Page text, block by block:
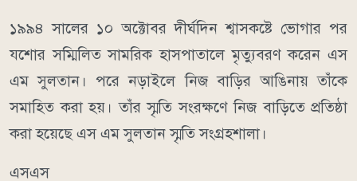
১৯৯৪ সালের ১০ অক্টোবর দীর্ঘদিন শ্বাসকষ্টে ভোগার পর
যশোর সম্মিলিত সামরিক হাসপাতালে মৃত্যুবরণ করেন এস
এম সুলতান। পরে নড়াইলে নিজ বাড়ির আঙিনায় তাঁকে
সমাহিত করা হয়। তাঁর স্মৃতি সংরক্ষণে নিজ বাড়িতে প্রতিষ্ঠা
করা হয়েছে এস এম সুলতান স্মৃতি সংগ্রহশালা।
এসএস